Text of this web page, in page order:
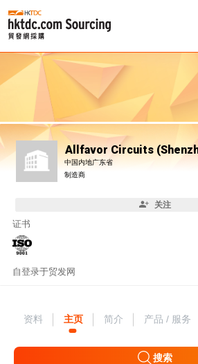
Allfavor Circuits
中国内地广东省
制造商
关注
证书
自登录于贸发网
资料 主页 简介 产品 / 服务
搜索